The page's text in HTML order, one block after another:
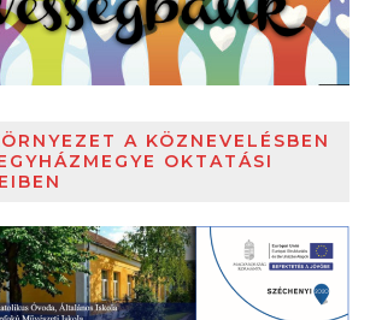
A KÖZNEVELÉSBEN
OKTATÁSI